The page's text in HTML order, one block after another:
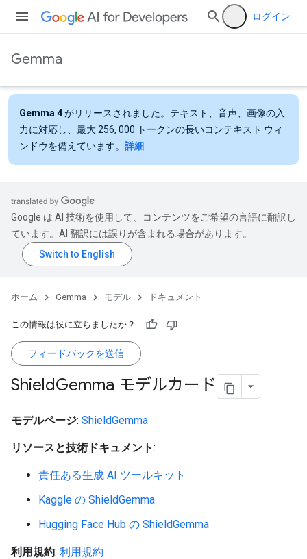
ログイン
Gemma
Gemma 4がリリースされました。テキスト、音声、画像の入
力に対応し、最大 256, 000 トークンの長いコンテキスト ウィ
ンドウを備えています。 詳細
Google は AI 技術を使用して、コンテンツをご希望の言語に翻訳し
ています。AI 翻訳には誤りが含まれる場合があります。
ホーム Gemma モデル ドキュメント
この情報は役に立ちましたか？
フィードバックを送信
ShieldGemma モデルカード
モデルページ: ShieldGemma
リソースと技術ドキュメント:
責任ある生成 AI ツールキット
Kaggle の ShieldGemma
Hugging Face Hub の ShieldGemma
利用規約: 利用規約